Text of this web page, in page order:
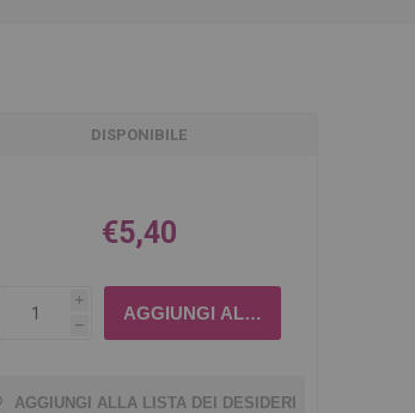
DISPONIBILE
€5,40
i
h
AGGIUNGI ALLA LISTA DEI DESIDERI